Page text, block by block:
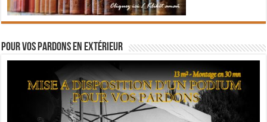
Pour vos pardons en extérieur